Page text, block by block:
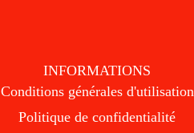
INFORMATIONS
Conditions générales d'utilisation
Politique de confidentialité